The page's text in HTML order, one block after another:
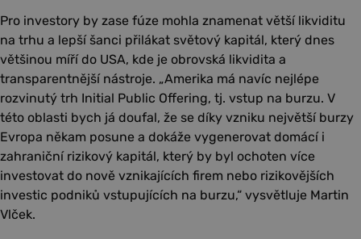
Pro investory by zase fúze mohla znamenat větší likviditu
na trhu a lepší šanci přilákat světový kapitál, který dnes
většinou míří do USA, kde je obrovská likvidita a
transparentnější nástroje. „Amerika má navíc nejlépe
rozvinutý trh Initial Public Offering, tj. vstup na burzu. V
této oblasti bych já doufal, že se díky vzniku největší burzy
Evropa někam posune a dokáže vygenerovat domácí i
zahraniční rizikový kapitál, který by byl ochoten více
investovat do nově vznikajících firem nebo rizikovějších
investic podniků vstupujících na burzu,“ vysvětluje Martin
Vlček.